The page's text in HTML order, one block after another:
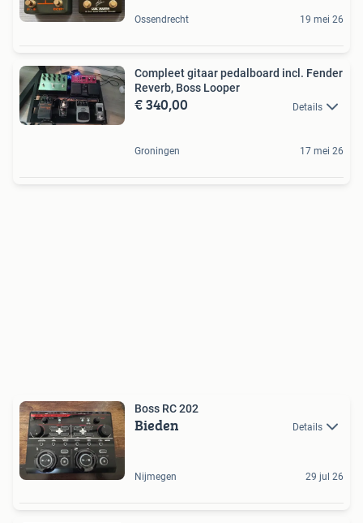
Ossendrecht 19 mei 26
Compleet gitaar pedalboard incl. Fender
Reverb, Boss Looper
€ 340,00 Details
Groningen 17 mei 26
Boss RC 202
Bieden Details
Nijmegen 29 jul 26